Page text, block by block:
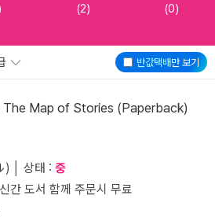
(2) (0)
반값택배만 보기
The Map of Stories (Paperback)
│ 상태 : 중
간 도서 함께 주문시 무료